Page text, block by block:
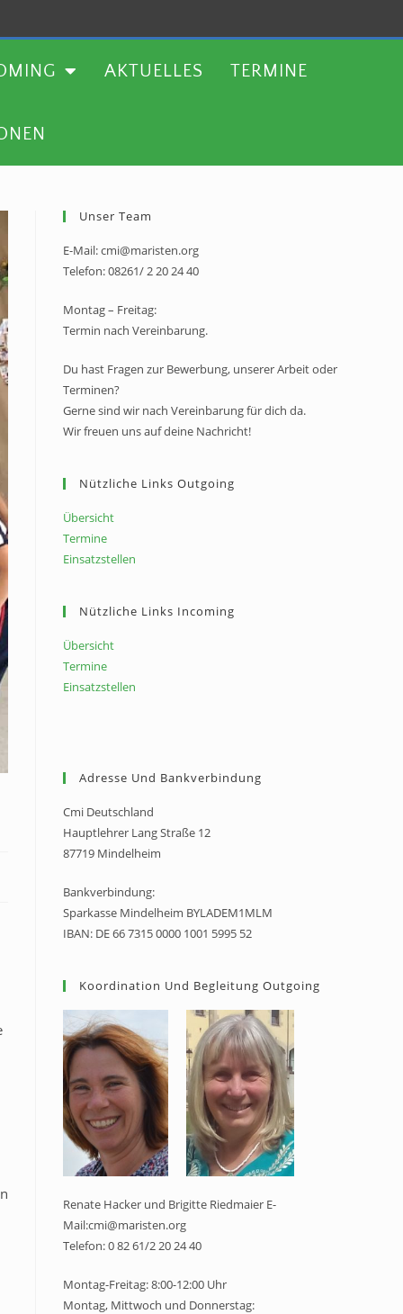
AKTUELLES TERMINE
TERMINE WEITERE AKTIONEN
Unser Team
E-Mail: cmi@maristen.org
Telefon: 08261/ 2 20 24 40
Montag – Freitag:
Termin nach Vereinbarung.
Du hast Fragen zur Bewerbung, unserer Arbeit oder
Terminen?
Gerne sind wir nach Vereinbarung für dich da.
Wir freuen uns auf deine Nachricht!
Nützliche Links Outgoing
Übersicht
Termine
Einsatzstellen
Nützliche Links Incoming
Übersicht
Termine
Einsatzstellen
Adresse Und Bankverbindung
Cmi Deutschland
Hauptlehrer Lang Straße 12
87719 Mindelheim
Bankverbindung:
Sparkasse Mindelheim BYLADEM1MLM
IBAN: DE 66 7315 0000 1001 5995 52
Koordination Und Begleitung Outgoing
Renate Hacker und Brigitte Riedmaier E-
Mail:cmi@maristen.org
Telefon: 0 82 61/2 20 24 40
Montag-Freitag: 8:00-12:00 Uhr
Montag, Mittwoch und Donnerstag: